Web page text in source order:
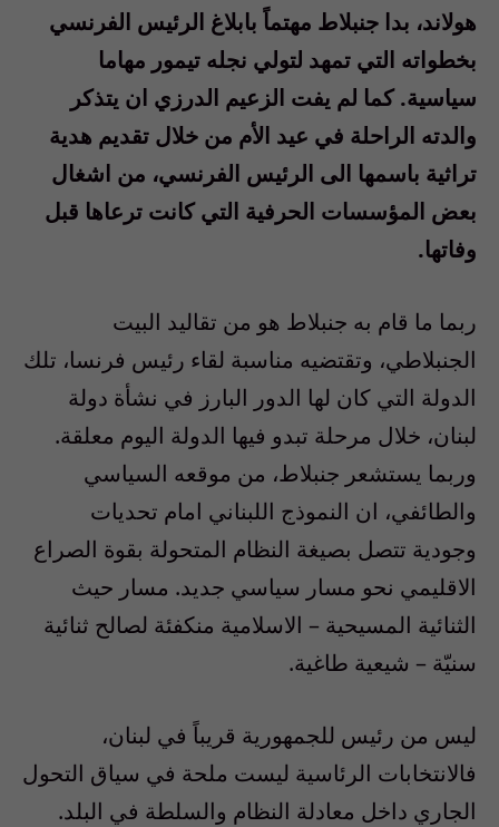
هولاند، بدا جنبلاط مهتماً بابلاغ الرئيس الفرنسي
بخطواته التي تمهد لتولي نجله تيمور مهاما
سياسية. كما لم يفت الزعيم الدرزي ان يتذكر
والدته الراحلة في عيد الأم من خلال تقديم هدية
تراثية باسمها الى الرئيس الفرنسي، من اشغال
بعض المؤسسات الحرفية التي كانت ترعاها قبل
وفاتها.
ربما ما قام به جنبلاط هو من تقاليد البيت
الجنبلاطي، وتقتضيه مناسبة لقاء رئيس فرنسا، تلك
الدولة التي كان لها الدور البارز في نشأة دولة
لبنان، خلال مرحلة تبدو فيها الدولة اليوم معلقة.
وربما يستشعر جنبلاط، من موقعه السياسي
والطائفي، ان النموذج اللبناني امام تحديات
وجودية تتصل بصيغة النظام المتحولة بقوة الصراع
الاقليمي نحو مسار سياسي جديد. مسار حيث
الثنائية المسيحية – الاسلامية منكفئة لصالح ثنائية
سنيّة – شيعية طاغية.
ليس من رئيس للجمهورية قريباً في لبنان،
فالانتخابات الرئاسية ليست ملحة في سياق التحول
الجاري داخل معادلة النظام والسلطة في البلد.